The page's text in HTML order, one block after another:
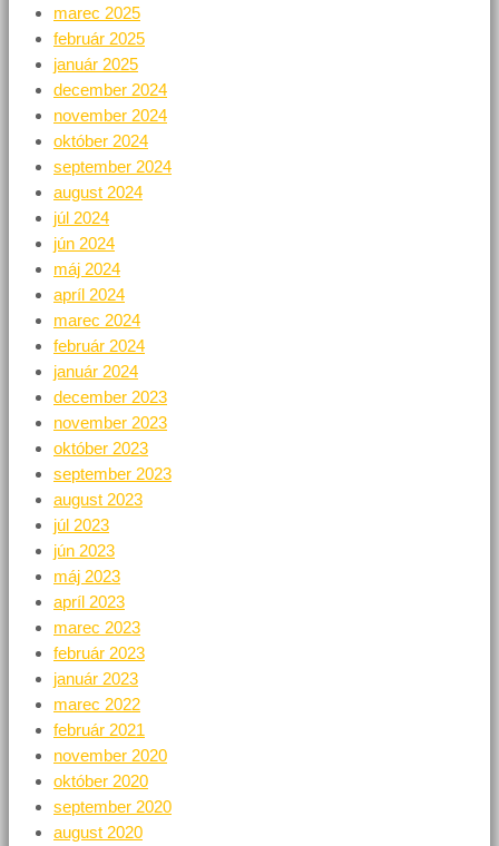
marec 2025
február 2025
január 2025
december 2024
november 2024
október 2024
september 2024
august 2024
júl 2024
jún 2024
máj 2024
apríl 2024
marec 2024
február 2024
január 2024
december 2023
november 2023
október 2023
september 2023
august 2023
júl 2023
jún 2023
máj 2023
apríl 2023
marec 2023
február 2023
január 2023
marec 2022
február 2021
november 2020
október 2020
september 2020
august 2020